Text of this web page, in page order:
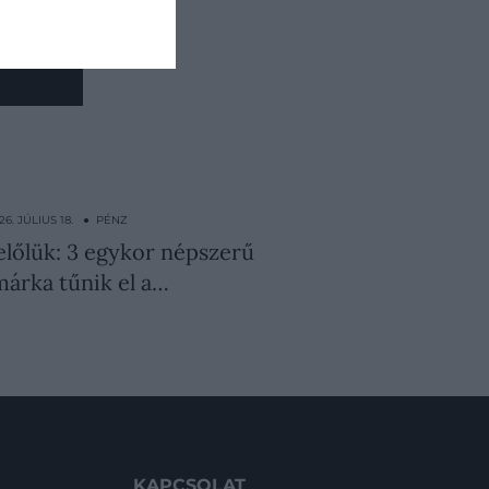
JÚLIUS 18. ● PÉNZ
3 egykor népszerű
tűnik el a…